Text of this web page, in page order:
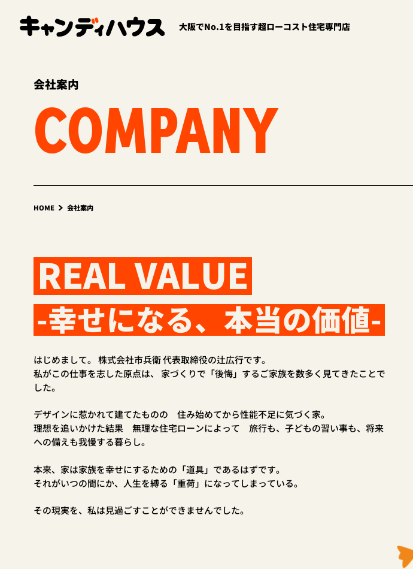
大阪でNo.1を目指す超ローコスト住宅専門店
会社案内
COMPANY
HOME 会社案内
REAL VALUE
-幸せになる、本当の価値-
はじめまして。 株式会社市兵衛 代表取締役の辻広行です。
私がこの仕事を志した原点は、 家づくりで「後悔」するご家族を数多く見てきたことで
した。
デザインに惹かれて建てたものの 住み始めてから性能不足に気づく家。
理想を追いかけた結果 無理な住宅ローンによって 旅行も、子どもの習い事も、将来
への備えも我慢する暮らし。
本来、家は家族を幸せにするための「道具」であるはずです。
それがいつの間にか、人生を縛る「重荷」になってしまっている。
その現実を、私は見過ごすことができませんでした。